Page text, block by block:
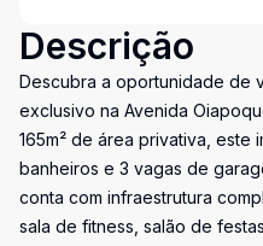
Descrição
Descubra a oportunidade de
exclusivo na Avenida
165m² de área privativa,
banheiros e 3 vagas de
conta com infraestrutura
sala de fitness, salão de